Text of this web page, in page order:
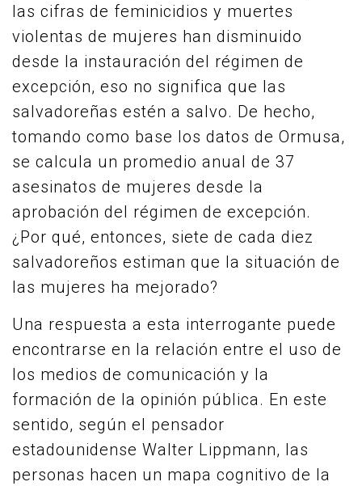
las cifras de feminicidios y muertes
violentas de mujeres han disminuido
desde la instauración del régimen de
excepción, eso no significa que las
salvadoreñas estén a salvo. De hecho,
tomando como base los datos de Ormusa,
se calcula un promedio anual de 37
asesinatos de mujeres desde la
aprobación del régimen de excepción.
¿Por qué, entonces, siete de cada diez
salvadoreños estiman que la situación de
las mujeres ha mejorado?
Una respuesta a esta interrogante puede
encontrarse en la relación entre el uso de
los medios de comunicación y la
formación de la opinión pública. En este
sentido, según el pensador
estadounidense Walter Lippmann, las
personas hacen un mapa cognitivo de la